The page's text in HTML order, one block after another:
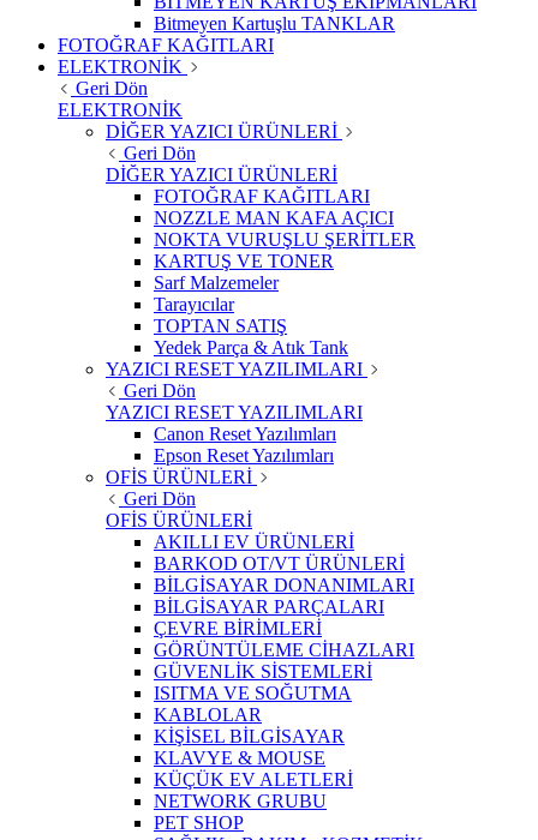
Bitmeyen Kartuşlu TANKLAR
FOTOĞRAF KAĞITLARI
ELEKTRONİK
Geri Dön
ELEKTRONİK
DİĞER YAZICI ÜRÜNLERİ
Geri Dön
DİĞER YAZICI ÜRÜNLERİ
FOTOĞRAF KAĞITLARI
NOZZLE MAN KAFA AÇICI
NOKTA VURUŞLU ŞERİTLER
KARTUŞ VE TONER
Sarf Malzemeler
Tarayıcılar
TOPTAN SATIŞ
Yedek Parça & Atık Tank
YAZICI RESET YAZILIMLARI
Geri Dön
YAZICI RESET YAZILIMLARI
Canon Reset Yazılımları
Epson Reset Yazılımları
OFİS ÜRÜNLERİ
Geri Dön
OFİS ÜRÜNLERİ
AKILLI EV ÜRÜNLERİ
BARKOD OT/VT ÜRÜNLERİ
BİLGİSAYAR DONANIMLARI
BİLGİSAYAR PARÇALARI
ÇEVRE BİRİMLERİ
GÖRÜNTÜLEME CİHAZLARI
GÜVENLİK SİSTEMLERİ
ISITMA VE SOĞUTMA
KABLOLAR
KİŞİSEL BİLGİSAYAR
KLAVYE & MOUSE
KÜÇÜK EV ALETLERİ
NETWORK GRUBU
PET SHOP